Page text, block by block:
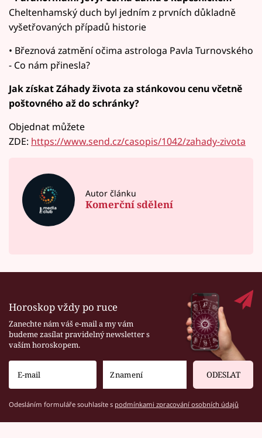
Cheltenhamský duch byl jedním z prvních důkladně
vyšetřovaných případů historie
• Březnová zatmění očima astrologa Pavla Turnovského
- Co nám přinesla?
Jak získat Záhady života za stánkovou cenu včetně
poštovného až do schránky?
Objednat můžete
ZDE: https://www.send.cz/casopis/1042/zahady-zivota
Autor článku
Komerční sdělení
Horoskop vždy po ruce
Zanechte nám váš e-mail a my vám
budeme zasílat pravidelný newsletter s
vaším horoskopem.
ODESLAT
Odesláním formuláře souhlasíte s podmínkami zpracování osobních údajů